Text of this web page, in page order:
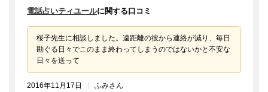
電話占いティユールに関する口コミ
桜子先生に相談しました。遠距離の彼から連絡が減り、毎日
勘ぐる日々でこのまま終わってしまうのではないかと不安な
日々を送って
2016年11月17日 ふみさん